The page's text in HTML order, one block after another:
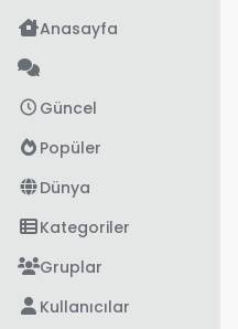
İçeriğe atla
Anasayfa
Güncel
Popüler
Dünya
Kategoriler
Gruplar
Kullanıcılar